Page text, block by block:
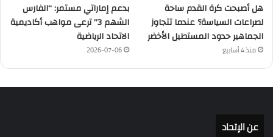
هل أصبحت كرة القدم ساحة
لصراعات السياسة؟ عندما تتجاوز
الجماهير حدود المستطيل الأخضر
منذ 4 أسابيع
بدعم إماراتي مستمر: “الفارس
الشهم 3” ترعى مواهب أكاديمية
الاتحاد الرياضية
2026-07-06
عن الإتحاد